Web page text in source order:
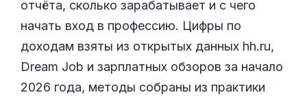
отчёта, сколько зарабатывает и с чего
начать вход в профессию. Цифры по
доходам взяты из открытых данных hh.ru,
Dream Job и зарплатных обзоров за начало
2026 года, методы собраны из практики